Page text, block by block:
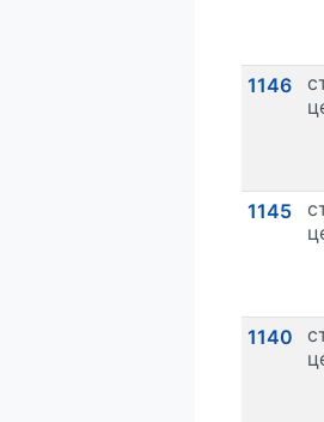
1146
1145
1140